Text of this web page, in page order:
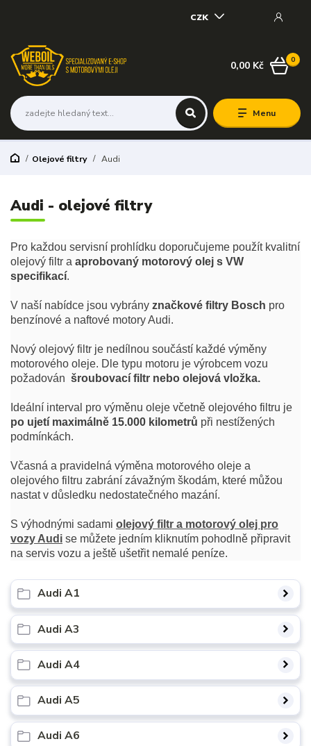
Menu
CZK
0
0,00 Kč
Olejové filtry Audi
Audi - olejové filtry
Pro každou servisní prohlídku doporučujeme použít kvalitní
olejový filtr a aprobovaný motorový olej s VW
specifikací.
V naší nabídce jsou vybrány značkové filtry Bosch pro
benzínové a naftové motory Audi.
Nový olejový filtr je nedílnou součástí každé výměny
motorového oleje. Dle typu motoru je výrobcem vozu
požadován šroubovací filtr nebo olejová vložka.
Ideální interval pro výměnu oleje včetně olejového filtru je
po ujetí maximálně 15.000 kilometrů při nestížených
podmínkách.
Včasná a pravidelná výměna motorového oleje a
olejového filtru zabrání závažným škodám, které můžou
nastat v důsledku nedostatečného mazání.
S výhodnými sadami olejový filtr a motorový olej pro
vozy Audi se můžete jedním kliknutím pohodlně připravit
na servis vozu a ještě ušetřit nemalé peníze.
Audi A1
Audi A3
Audi A4
Audi A5
Audi A6